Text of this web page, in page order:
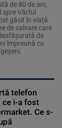
de 80 de ani,
spre Vârful
găsit în viață
de salvare care
de
împreună cu
telefon
ce i-a fost
Ce s-